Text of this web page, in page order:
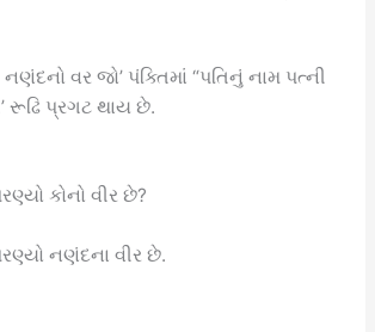
નણંદનો વર જો’ પંક્તિમાં “પતિનું નામ પત્ની
રૂઢિ પ્રગટ થાય છે.
કોનો વીર છે?
નણંદના વીર છે.